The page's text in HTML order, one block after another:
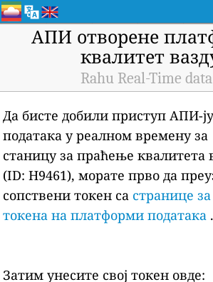
АПИ отворене
квалитет
Rahu Real-Time
Да бисте добили приступ АПИ-
података у реалном времену за
станицу за праћење квалитета
(ID: H9461), морате прво да
сопствени токен са странице
токена на платформи података .
Затим унесите свој токен овде: